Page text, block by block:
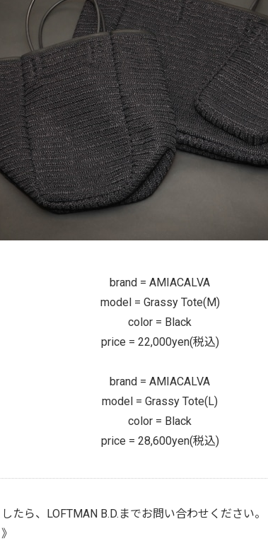
brand = AMIACALVA
model = Grassy Tote(M)
color = Black
price = 22,000yen(税込)
brand = AMIACALVA
model = Grassy Tote(L)
color = Black
price = 28,600yen(税込)
たら、LOFTMAN B.D.までお問い合わせください。